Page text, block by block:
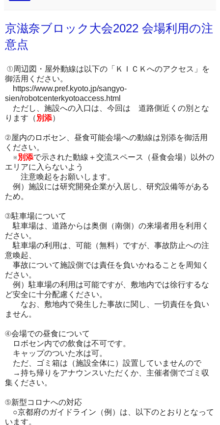
京滋奈ブロック大会2022 会場利用の注
意点
①周辺図・屋外動線は以下の「ＫＩＣＫへのアクセス」を
御活用ください。
https://www.pref.kyoto.jp/sangyo-
sien/robotcenterkyotoaccess.html
ただし、施設への入口は、今回は 道路側近くの別とな
ります（ 別添）
②屋内のロボセン、昼食可能会場への動線は別添を御活用
ください。
※別添で示された動線＋交流スペース（昼食会場）以外の
エリアに入らないよう
注意喚起をお願いします。
例）施設には研究開発企業が入居し、研究設備等がある
ため。
③駐車場について
駐車場は、道路からは奥側（南側）の来場者用を利用く
ださい。
駐車場の利用は、可能（無料）ですが、事故防止への注
意喚起、
事故について施設側では責任を負いかねることを周知く
ださい。
例）駐車場の利用は可能ですが、敷地内では徐行するな
ど安全に十分配慮ください。
なお、敷地内で発生した事故に関し、一切責任を負い
ません。
④会場での昼食について
ロボセン内での飲食は不可です。
キャップのついた水は可。
ただ、ゴミ箱は（施設全体に）設置していませんので
→持ち帰りをアナウンスいただくか、主催者側でゴミ収
集ください。
⑤新型コロナへの対応
○京都府のガイドライン（例）は、以下のとおりとなって
います。